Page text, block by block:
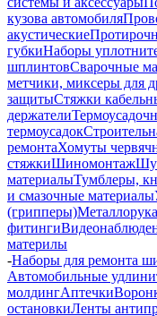
кузова автомобиля
акустические
губкиНаборы
шплинтовСварочные
метчики, миксеры для
защитыСтяжки
держатели
термоусадок
ремонтаХомуты
стяжкиШиномонтаж
материалыТумблеры,
и смазочные материалы
(грипперы)
фитинги
материлы
-Наборы для ремонта
Автомобильные
молдингАптечки
остановкиЛенты